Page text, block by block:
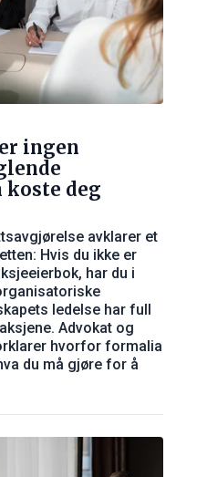
ingen
deg
avklarer et
Hvis du ikke er
har du i
ledelse har full
Advokat og
hvorfor formalia
du må gjøre for å